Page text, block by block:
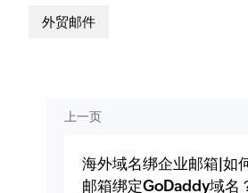
外贸邮件
上一页
海外域名绑企业邮箱|如
邮箱绑定GoDaddy域名